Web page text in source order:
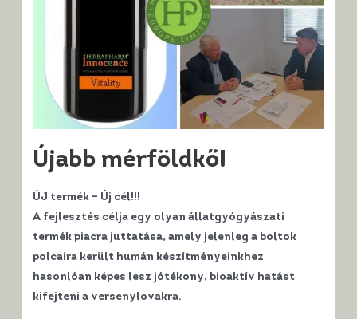
Újabb mérföldkő!
ÚJ termék – Új cél!!!
A fejlesztés célja egy olyan állatgyógyászati
termék piacra juttatása, amely jelenleg a boltok
polcaira került humán készítményeinkhez
hasonlóan képes lesz jótékony, bioaktív hatást
kifejteni a versenylovakra.